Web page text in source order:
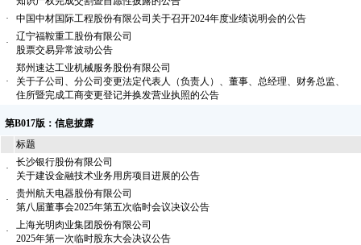
·
中国中材国际工程股份有限公司关于召开2024年度业绩说明会的公告
·
辽宁福鞍重工股份有限公司
股票交易异常波动公告
·
郑州速达工业机械服务股份有限公司
关于子公司、分公司变更法定代表人（负责人）、董事、总经理、财务总监、
住所暨完成工商变更登记并换发营业执照的公告
第B017版：信息披露
标题
·
长沙银行股份有限公司
关于建设金融技术业务用房项目进展的公告
·
贵州航天电器股份有限公司
第八届董事会2025年第五次临时会议决议公告
·
上海光明肉业集团股份有限公司
2025年第一次临时股东大会决议公告